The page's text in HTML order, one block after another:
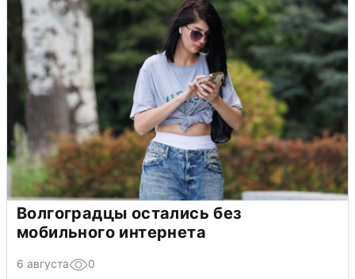
Волгоградцы остались без
мобильного интернета
6 августа 0